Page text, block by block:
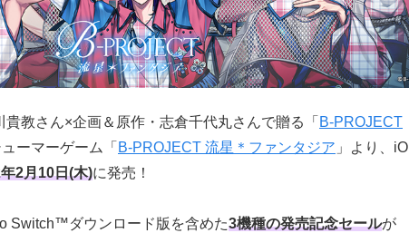
教さん×企画＆原作・志倉千代丸さんで贈る「 B-PROJECT
ーマーゲーム「 B-PROJECT 流星＊ファンタジア 」より、iO
2月10日(木)に発売！
Switch™ダウンロード版を含めた3機種の発売記念セールが